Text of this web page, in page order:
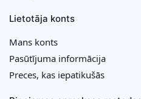
Lietotāja konts
Mans konts
Pasūtījuma informācija
Preces, kas iepatikušās